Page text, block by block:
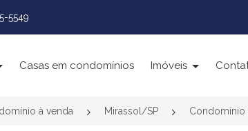
5549
Casas em condomínios Imóveis
à venda Mirassol/SP Condomínio